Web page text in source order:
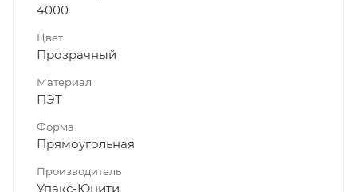
4000
Цвет
Прозрачный
Материал
ПЭТ
Форма
Прямоугольная
Производитель
Упакс-Юнити